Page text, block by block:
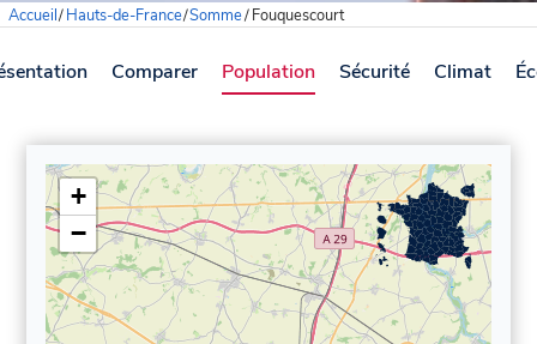
Accueil/Hauts-de-France/Somme/Fouquescourt
Comparer Population Sécurité Climat
+
−